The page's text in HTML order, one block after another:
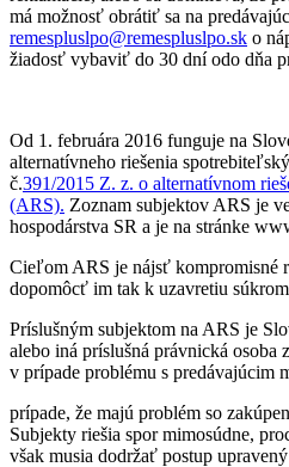
má možnosť obrátiť sa na
remespluslpo@remespluslpo.sk o
žiadosť vybaviť do 30 dní odo dňa
Od 1. februára 2016 funguje na
alternatívneho riešenia
č.391/2015 Z. z. o alternatívnom
(ARS). Zoznam subjektov ARS je
hospodárstva SR a je na stránke
Cieľom ARS je nájsť kompromisné
dopomôcť im tak k uzavretiu
Príslušným subjektom na ARS je
alebo iná príslušná právnická osoba
v prípade problému s predávajúcim
prípade, že majú problém so
Subjekty riešia spor mimosúdne,
však musia dodržať postup